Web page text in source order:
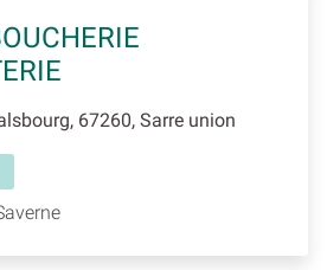
67260, Sarre union